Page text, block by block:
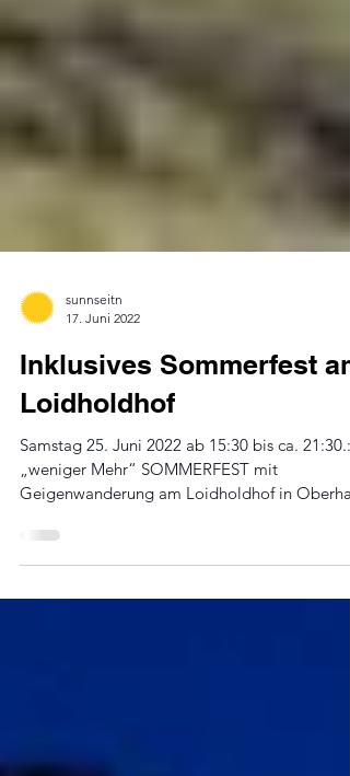
17. Juni 2022
Inklusives Sommerfest am
Loidholdhof
Samstag 25. Juni 2022 ab 15:30 bis ca. 21:30.:
Geigenwanderung am Loidholdhof in
9, 4113 St....